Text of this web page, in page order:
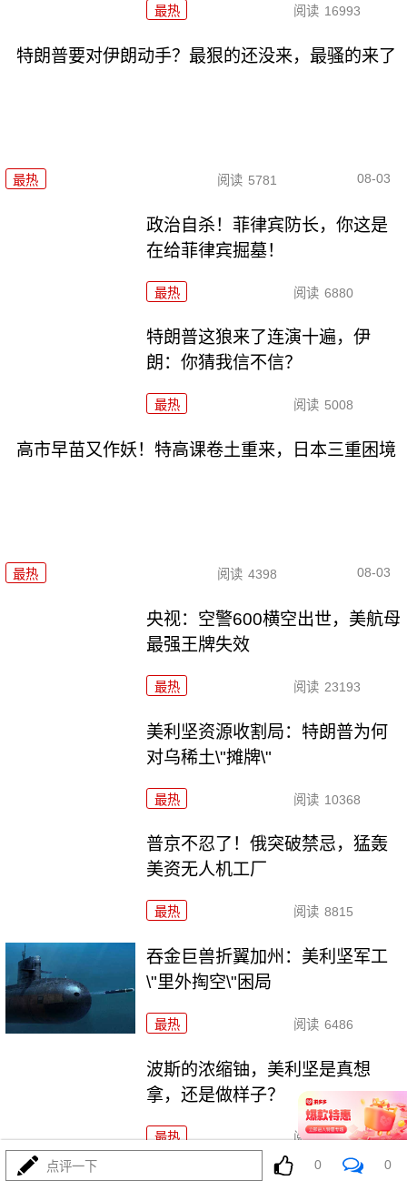
最热 阅读 16993
特朗普要对伊朗动手？最狠的还没来，最骚的来了
最热 阅读 5781 08-03
政治自杀！菲律宾防长，你这是
在给菲律宾掘墓！
最热 阅读 6880
特朗普这狼来了连演十遍，伊
朗：你猜我信不信？
最热 阅读 5008
高市早苗又作妖！特高课卷土重来，日本三重困境
最热 阅读 4398 08-03
央视：空警600横空出世，美航母
最强王牌失效
最热 阅读 23193
美利坚资源收割局：特朗普为何
对乌稀土\"摊牌\"
最热 阅读 10368
普京不忍了！俄突破禁忌，猛轰
美资无人机工厂
最热 阅读 8815
吞金巨兽折翼加州：美利坚军工
\"里外掏空\"困局
最热 阅读 6486
波斯的浓缩铀，美利坚是真想
拿，还是做样子？
最热 阅读 4430
东瀛彻底撕掉和平面具，公然发
点评一下 0 0